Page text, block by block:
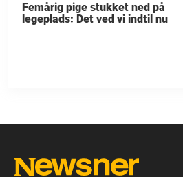
Femårig pige stukket ned på
legeplads: Det ved vi indtil nu